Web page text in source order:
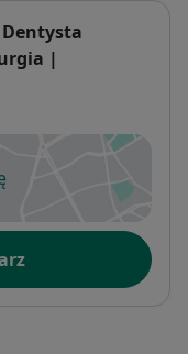
|
w nowej karcie